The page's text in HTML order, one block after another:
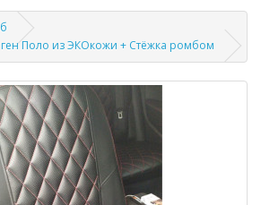
Поло из ЭКОкожи + Стёжка ромбом